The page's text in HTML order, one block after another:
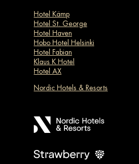
Hotel Kämp
Hotel St. George
Hotel Haven
Hobo Hotel Helsinki
Hotel Fabian
Klaus K Hotel
Hotel AX
Nordic Hotels & Resorts